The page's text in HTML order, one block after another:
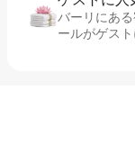
バーリにあ
ールがゲス